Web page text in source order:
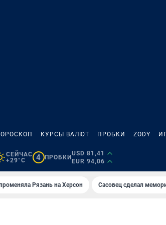
КУРСЫ ВАЛЮТ ПРОБКИ ZODY
СЕЙЧАС
+29°C
4 ПРОБКИ
USD 81,41
EUR 94,06
Рязань на Херсон Сасовец сделал